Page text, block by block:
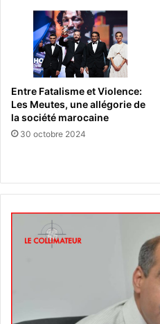
Entre Fatalisme et Violence:
Les Meutes, une allégorie de
la société marocaine
30 octobre 2024